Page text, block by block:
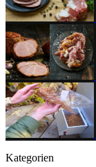
Kategorien